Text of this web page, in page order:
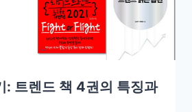
: 트렌드 책 4권의 특징과